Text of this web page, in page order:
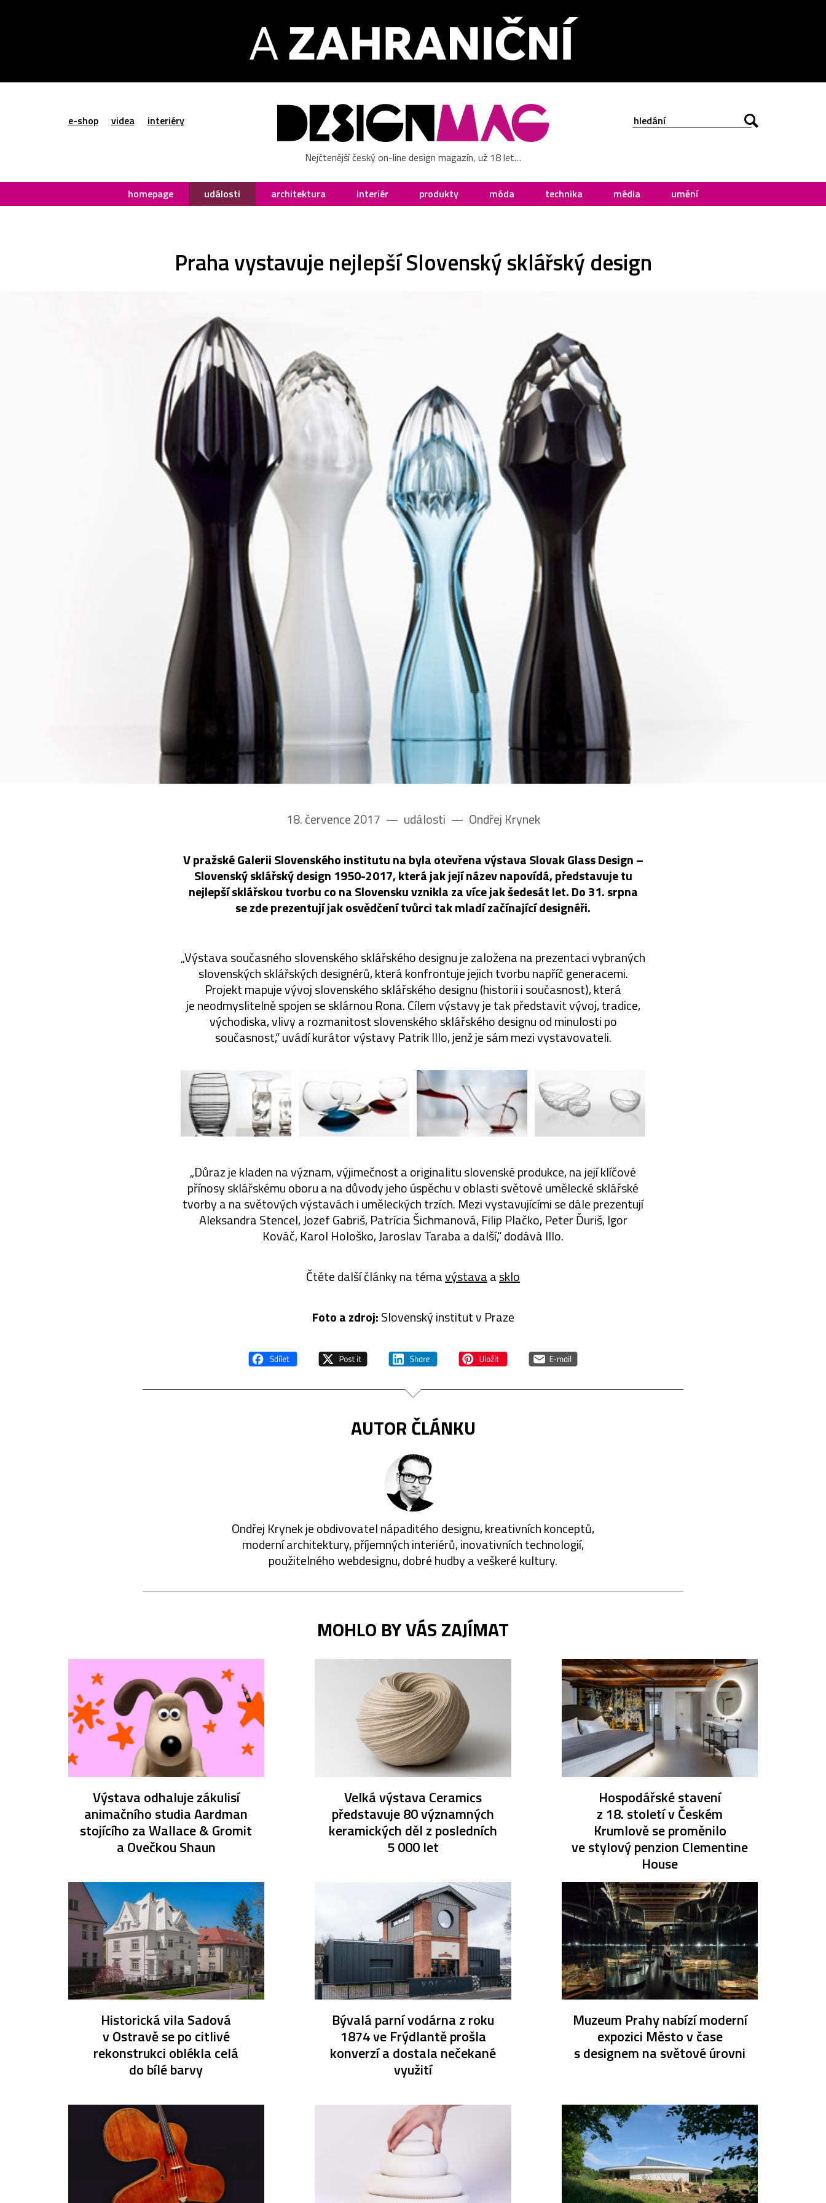
e-shop videa interiéry
Nejčtenější český on-line design magazín, už 18 let…
homepage události architektura interiér produkty móda technika média umění
Praha vystavuje nejlepší Slovenský sklářský design
18. července 2017 –– události –– Ondřej Krynek
V pražské Galerii Slovenského institutu na byla otevřena výstava Slovak Glass Design –
Slovenský sklářský design 1950-2017, která jak její název napovídá, představuje tu
nejlepší sklářskou tvorbu co na Slovensku vznikla za více jak šedesát let. Do 31. srpna
se zde prezentují jak osvědčení tvůrci tak mladí začínající designéři.
„Výstava současného slovenského sklářského designu je založena na prezentaci vybraných
slovenských sklářských designérů, která konfrontuje jejich tvorbu napříč generacemi.
Projekt mapuje vývoj slovenského sklářského designu (historii i současnost), která
je neodmyslitelně spojen se sklárnou Rona. Cílem výstavy je tak představit vývoj, tradice,
východiska, vlivy a rozmanitost slovenského sklářského designu od minulosti po
současnost,“ uvádí kurátor výstavy Patrik Illo, jenž je sám mezi vystavovateli.
„Důraz je kladen na význam, výjimečnost a originalitu slovenské produkce, na její klíčové
přínosy sklářskému oboru a na důvody jeho úspěchu v oblasti světové umělecké sklářské
tvorby a na světových výstavách i uměleckých trzích. Mezi vystavujícími se dále prezentují
Aleksandra Stencel, Jozef Gabriš, Patrícia Šichmanová, Filip Plačko, Peter Ďuriš, Igor
Kováč, Karol Hološko, Jaroslav Taraba a další,“ dodává Illo.
Čtěte další články na témavýstavaasklo
Foto a zdroj:Slovenský institut v Praze
AUTOR ČLÁNKU
Ondřej Krynek je obdivovatel nápaditého designu, kreativních konceptů,
moderní architektury, příjemných interiérů, inovativních technologií,
použitelného webdesignu, dobré hudby a veškeré kultury.
MOHLO BY VÁS ZAJÍMAT
Výstava odhaluje zákulisí
animačního studia Aardman
stojícího za Wallace & Gromit
a Ovečkou Shaun
Velká výstava Ceramics
představuje 80 významných
keramických děl z posledních
5 000 let
Hospodářské stavení
z 18. století v Českém
Krumlově se proměnilo
ve stylový penzion Clementine
House
Historická vila Sadová
v Ostravě se po citlivé
rekonstrukci oblékla celá
do bílé barvy
Bývalá parní vodárna z roku
1874 ve Frýdlantě prošla
konverzí a dostala nečekané
využití
Muzeum Prahy nabízí moderní
expozici Město v čase
s designem na světové úrovni